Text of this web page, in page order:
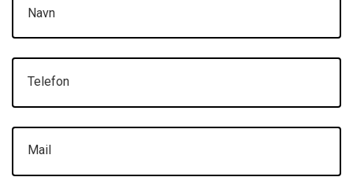
Navn
Telefon
Mail